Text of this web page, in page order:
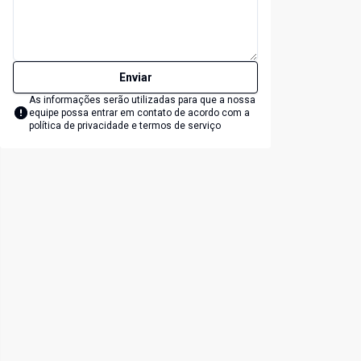
Enviar
As informações serão utilizadas para que a nossa
equipe possa entrar em contato de acordo com a
política de privacidade e termos de serviço